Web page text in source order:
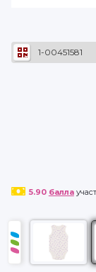
1-00451581
5.90 балла